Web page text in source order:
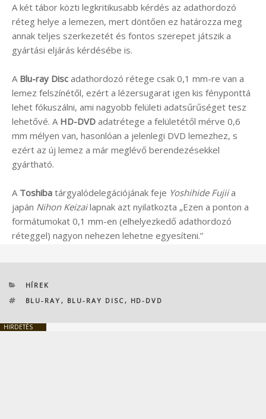
A két tábor közti legkritikusabb kérdés az adathordozó
réteg helye a lemezen, mert döntően ez határozza meg
annak teljes szerkezetét és fontos szerepet játszik a
gyártási eljárás kérdésébe is.
A Blu-ray Disc adathordozó rétege csak 0,1 mm-re van a
lemez felszínétől, ezért a lézersugarat igen kis fényponttá
lehet fókuszálni, ami nagyobb felületi adatsűrűséget tesz
lehetővé. A HD-DVD adatrétege a felületétől mérve 0,6
mm mélyen van, hasonlóan a jelenlegi DVD lemezhez, s
ezért az új lemez a már meglévő berendezésekkel
gyártható.
A Toshiba tárgyalódelegációjának feje Yoshihide Fujiia
japán Nihon Keizailapnak azt nyilatkozta „Ezen a ponton a
formátumokat 0,1 mm-en (elhelyezkedő adathordozó
réteggel) nagyon nehezen lehetne egyesíteni.”
KATEGÓRIÁK
HÍREK
CÍMKÉK
BLU-RAY , BLU-RAY DISC , HD-DVD
HIRDETÉS